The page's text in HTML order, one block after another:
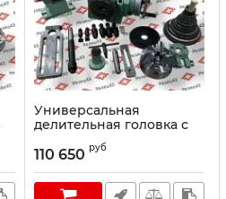
Универсальная
делительная головка с
дифференциальным
делением F11125 (УДГ
110 650 руб